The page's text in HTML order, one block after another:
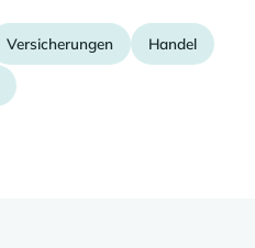
Versicherungen Handel